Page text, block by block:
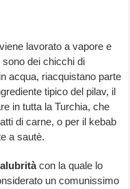
lavorato a vapore e
dei chicchi di
acqua, riacquistano parte
tipico del pilav, il
in tutta la Turchia, che
di carne, o per il kebab
a sautè.
con la quale lo
un comunissimo